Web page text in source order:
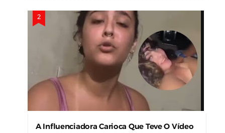
A Influenciadora Carioca Que Teve O Vídeo